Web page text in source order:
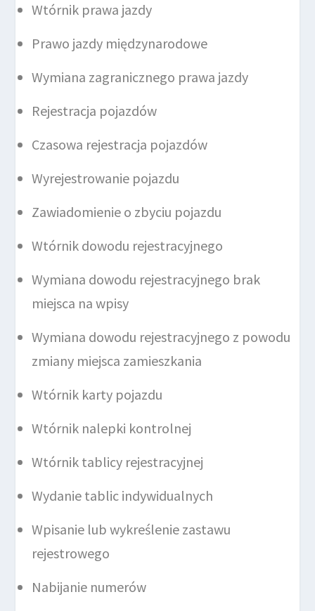
Wtórnik prawa jazdy
Prawo jazdy międzynarodowe
Wymiana zagranicznego prawa jazdy
Rejestracja pojazdów
Czasowa rejestracja pojazdów
Wyrejestrowanie pojazdu
Zawiadomienie o zbyciu pojazdu
Wtórnik dowodu rejestracyjnego
Wymiana dowodu rejestracyjnego brak
miejsca na wpisy
Wymiana dowodu rejestracyjnego z powodu
zmiany miejsca zamieszkania
Wtórnik karty pojazdu
Wtórnik nalepki kontrolnej
Wtórnik tablicy rejestracyjnej
Wydanie tablic indywidualnych
Wpisanie lub wykreślenie zastawu
rejestrowego
Nabijanie numerów